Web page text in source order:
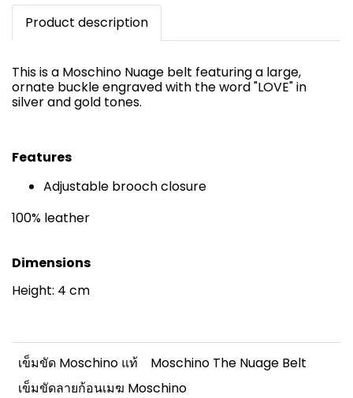
Product description
This is a Moschino Nuage belt featuring a large,
ornate buckle engraved with the word "LOVE" in
silver and gold tones.
Features
Adjustable brooch closure
100% leather
Dimensions
Height: 4 cm
เข็มขัด Moschino แท้
Moschino The Nuage Belt
เข็มขัดลายก้อนเมฆ Moschino